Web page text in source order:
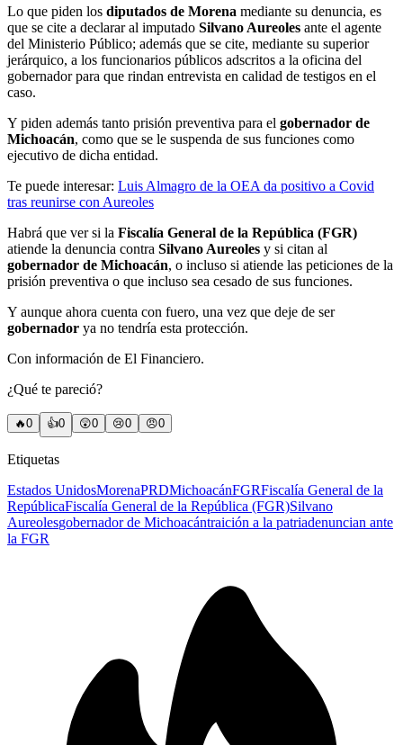
Lo que piden los diputados de Morena mediante su denuncia, es
que se cite a declarar al imputado Silvano Aureoles ante el agente
del Ministerio Público; además que se cite, mediante su superior
jerárquico, a los funcionarios públicos adscritos a la oficina del
gobernador para que rindan entrevista en calidad de testigos en el
caso.
Y piden además tanto prisión preventiva para el gobernador de
Michoacán, como que se le suspenda de sus funciones como
ejecutivo de dicha entidad.
Te puede interesar: Luis Almagro de la OEA da positivo a Covid
tras reunirse con Aureoles
Habrá que ver si la Fiscalía General de la República (FGR)
atiende la denuncia contra Silvano Aureoles y si citan al
gobernador de Michoacán, o incluso si atiende las peticiones de la
prisión preventiva o que incluso sea cesado de sus funciones.
Y aunque ahora cuenta con fuero, una vez que deje de ser
gobernador ya no tendría esta protección.
Con información de El Financiero.
¿Qué te pareció?
🔥0 👍0 😲0 😢0 😠0
Etiquetas
Estados UnidosMorenaPRDMichoacánFGRFiscalía General de la
RepúblicaFiscalía General de la República (FGR)Silvano
Aureolesgobernador de Michoacántraición a la patriadenuncian ante
la FGR